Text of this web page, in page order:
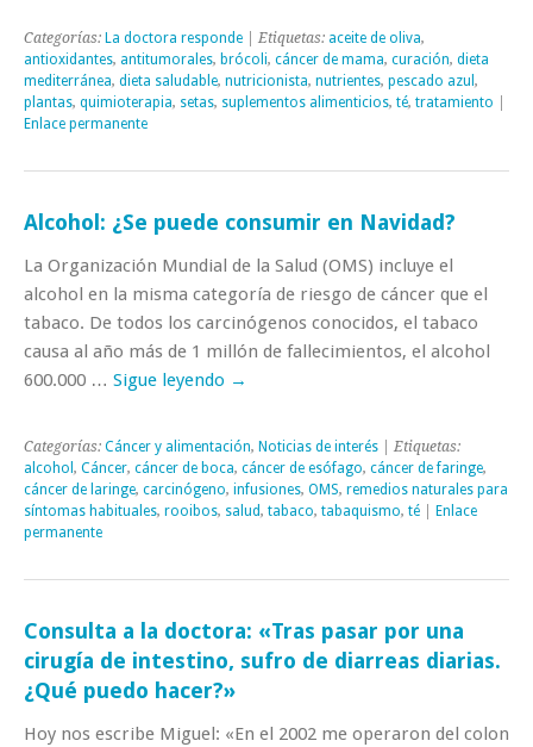
Categorías: La doctora responde | Etiquetas: aceite de oliva,
antioxidantes, antitumorales, brócoli, cáncer de mama, curación, dieta
mediterránea, dieta saludable, nutricionista, nutrientes, pescado azul ,
plantas, quimioterapia, setas, suplementos alimenticios, té, tratamiento
Enlace permanente
Alcohol: ¿Se puede consumir en Navidad?
La Organización Mundial de la Salud (OMS) incluye el
alcohol en la misma categoría de riesgo de cáncer que el
tabaco. De todos los carcinógenos conocidos, el tabaco
causa al año más de 1 millón de fallecimientos, el alcohol
600.000 … Sigue leyendo →
Categorías: Cáncer y alimentación, Noticias de interés | Etiquetas:
alcohol , Cáncer, cáncer de boca, cáncer de esófago, cáncer de faringe,
cáncer de laringe, carcinógeno, infusiones, OMS, remedios naturales para
síntomas habituales, rooibos, salud, tabaco, tabaquismo, té
Enlace
permanente
Consulta a la doctora: «Tras pasar por una
cirugía de intestino, sufro de diarreas diarias.
¿Qué puedo hacer?»
Hoy nos escribe Miguel: «En el 2002 me operaron del colon